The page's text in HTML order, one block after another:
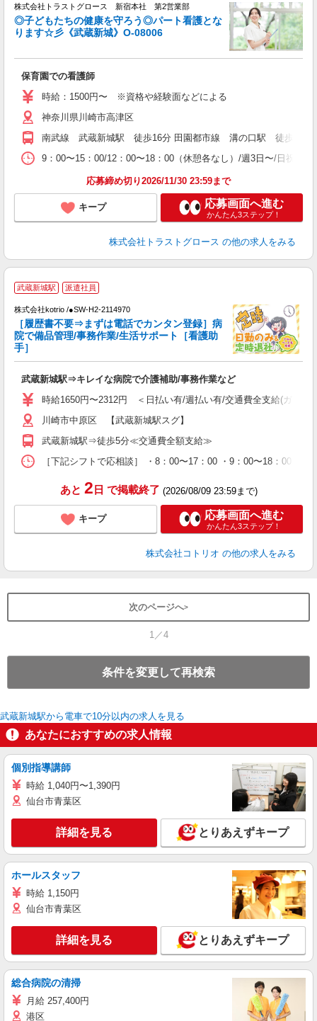
株式会社トラストグロース 新宿本社 第2営業部
◎子どもたちの健康を守ろう◎パート看護とな
ります☆彡《武蔵新城》O-08006
保育園での看護師
時給：1500円〜 ※資格や経験面などによる
神奈川県川崎市高津区
南武線 武蔵新城駅 徒歩16分 田園都市線 溝の口駅 徒歩19分 ※
9：00〜15：00/12：00〜18：00（休憩各なし）/週3日〜/日祝休み
応募締め切り2026/11/30 23:59まで
キープ 応募画面へ進む
かんたん3ステップ！
株式会社トラストグロース の他の求人をみる
武蔵新城駅 派遣社員
株式会社kotrio /●SW-H2-2114970
［履歴書不要⇒まずは電話でカンタン登録］病
院で備品管理/事務作業/生活サポート［看護助
手］
武蔵新城駅⇒キレイな病院で介護補助/事務作業など
時給1650円〜2312円 ＜日払い有/週払い有/交通費全支給(ガソリ
川崎市中原区 【武蔵新城駅スグ】
武蔵新城駅⇒徒歩5分≪交通費全額支給≫
［下記シフトで応相談］ ・8：00〜17：00 ・9：00〜18：00 ・
あと 2 日 で掲載終了 (2026/08/09 23:59まで)
キープ 応募画面へ進む
かんたん3ステップ！
株式会社コトリオ の他の求人をみる
次のページへ
1／4
条件を変更して再検索
武蔵新城駅から電車で10分以内の求人を見る
あなたにおすすめの求人情報
個別指導講師
時給 1,040円〜1,390円
仙台市青葉区
詳細を見る とりあえずキープ
ホールスタッフ
時給 1,150円
仙台市青葉区
詳細を見る とりあえずキープ
総合病院の清掃
月給 257,400円
港区